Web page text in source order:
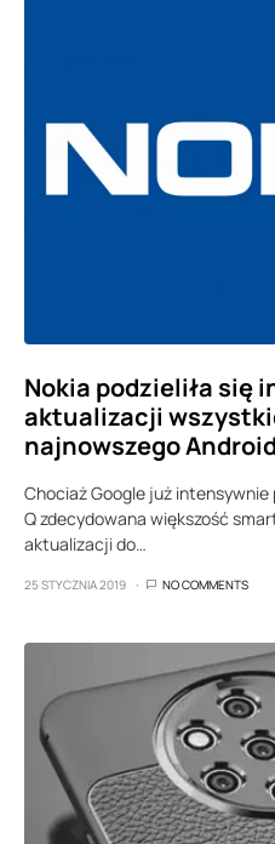
Nokia podzieliła się
aktualizacji
najnowszego
Chociaż Google już
Q zdecydowana większość
aktualizacji do…
25 STYCZNIA 2019 NO COMMENTS